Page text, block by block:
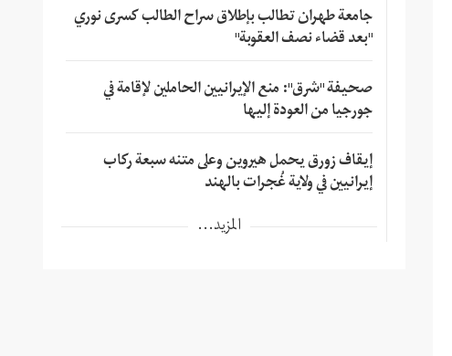
جامعة طهران تطالب بإطلاق سراح الطالب كسرى نوري
"بعد قضاء نصف العقوبة"
صحيفة "شرق": منع الإيرانيين الحاملين لإقامة في
جورجيا من العودة إليها
إيقاف زورق يحمل هيروين وعلى متنه سبعة ركاب
إيرانيين في ولاية غُجرات بالهند
المزيد...